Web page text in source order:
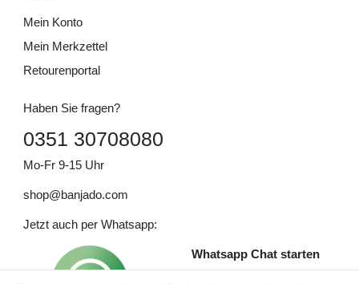
Mein Konto
Mein Merkzettel
Retourenportal
Haben Sie fragen?
0351 30708080
Mo-Fr 9-15 Uhr
shop@banjado.com
Jetzt auch per Whatsapp:
Whatsapp Chat starten